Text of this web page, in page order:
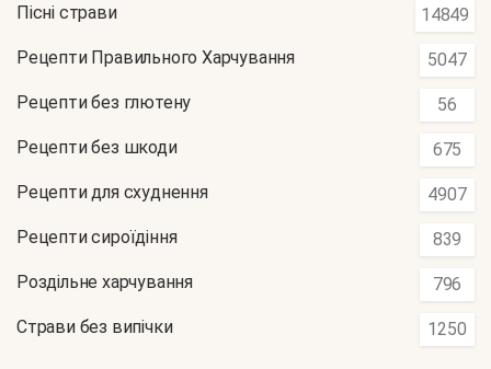
Пісні страви 14849
Рецепти Правильного Харчування 5047
Рецепти без глютену 56
Рецепти без шкоди 675
Рецепти для схуднення 4907
Рецепти сироїдіння 839
Роздільне харчування 796
Страви без випічки 1250